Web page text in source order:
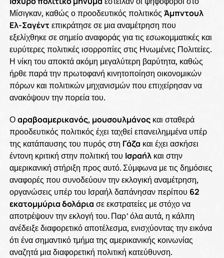
Μίσιγκαν, καθώς ο προοδευτικός πολιτικός Άμπντουλ
Ελ-Σαγέντεπικράτησε σε μια αναμέτρηση που
εξελίχθηκε σε σημείο αναφοράς για τις εσωκομματικές και
ευρύτερες πολιτικές ισορροπίες στις Ηνωμένες Πολιτείες.
Η νίκη του αποκτά ακόμη μεγαλύτερη βαρύτητα, καθώς
ήρθε παρά την πρωτοφανή κινητοποίηση οικονομικών
πόρων και πολιτικών μηχανισμών που επιχείρησαν να
ανακόψουν την πορεία του.
Οαραβοαμερικανός, μουσουλμάνοςκαι σταθερά
προοδευτικός πολιτικός έχει ταχθεί επανειλημμένα υπέρ
της κατάπαυσης του πυρός στη Γάζα και έχει ασκήσει
έντονη κριτική στην πολιτική του Ισραήλκαι στην
αμερικανική στήριξη προς αυτό. Σύμφωνα με τις δημόσιες
αναφορές που συνοδεύουν την εκλογική αναμέτρηση,
οργανώσεις υπέρ του Ισραήλ δαπάνησαν περίπου 62
εκατομμύρια δολάρια σε εκστρατείες με στόχο να
αποτρέψουν την εκλογή του. Παρ’ όλα αυτά, η κάλπη
ανέδειξε διαφορετικό αποτέλεσμα, ενισχύοντας την εικόνα
ότι ένα σημαντικό τμήμα της αμερικανικής κοινωνίας
αναζητά μια διαφορετική πολιτική κατεύθυνση.